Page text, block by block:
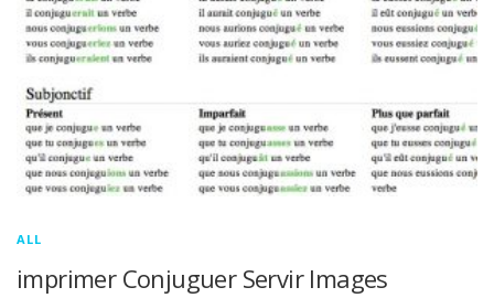
ALL
imprimer Conjuguer Servir Images